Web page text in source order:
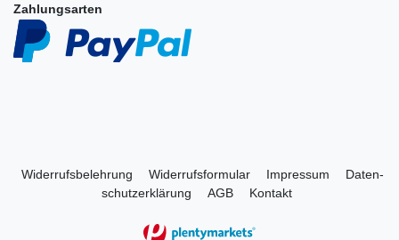
Zahlungsarten
Widerrufs­belehrung Widerrufs­formular Impressum
Daten­
schutz­erklärung
AGB Kontakt